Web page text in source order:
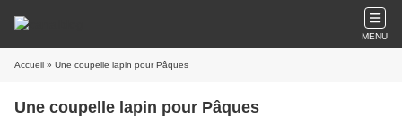
MENU
Accueil » Une coupelle lapin pour Pâques
Une coupelle lapin pour Pâques